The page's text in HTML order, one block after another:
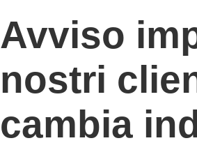
Avviso
nostri
cambia